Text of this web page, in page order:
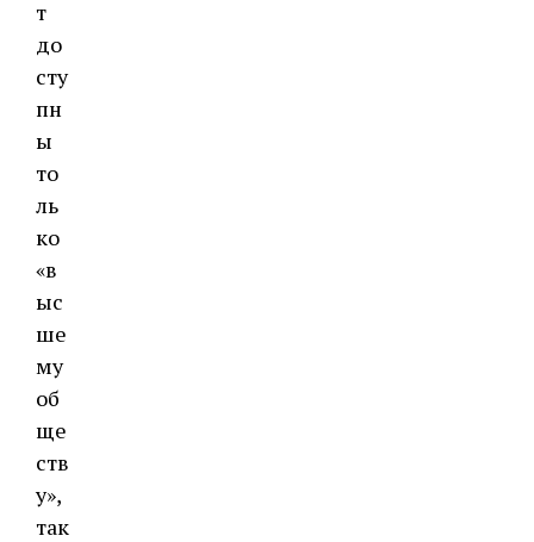
т
до
сту
пн
ы
то
ль
ко
«в
ыс
ше
му
об
ще
ств
у»,
так